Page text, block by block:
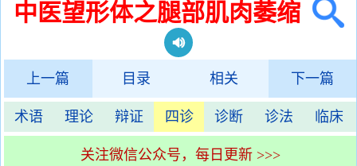
中医望形体之腿部肌肉萎缩
上一篇 目录 相关 下一篇
术语 理论 辩证 四诊 诊断 诊法 临床
关注微信公众号，每日更新 >>>